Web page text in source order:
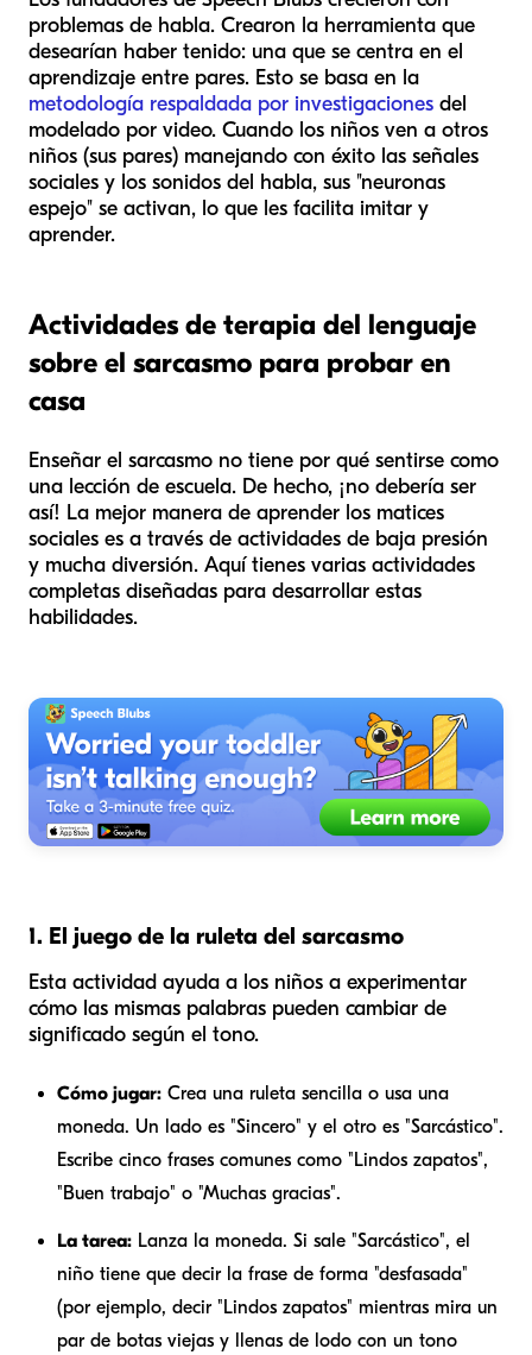
problemas de habla. Crearon la herramienta que
desearían haber tenido: una que se centra en el
aprendizaje entre pares. Esto se basa en la
metodología respaldada por investigaciones del
modelado por video. Cuando los niños ven a otros
niños (sus pares) manejando con éxito las señales
sociales y los sonidos del habla, sus "neuronas
espejo" se activan, lo que les facilita imitar y
aprender.
Actividades de terapia del lenguaje
sobre el sarcasmo para probar en
casa
Enseñar el sarcasmo no tiene por qué sentirse como
una lección de escuela. De hecho, ¡no debería ser
así! La mejor manera de aprender los matices
sociales es a través de actividades de baja presión
y mucha diversión. Aquí tienes varias actividades
completas diseñadas para desarrollar estas
habilidades.
1. El juego de la ruleta del sarcasmo
Esta actividad ayuda a los niños a experimentar
cómo las mismas palabras pueden cambiar de
significado según el tono.
Cómo jugar: Crea una ruleta sencilla o usa una
moneda. Un lado es "Sincero" y el otro es "Sarcástico".
Escribe cinco frases comunes como "Lindos zapatos",
"Buen trabajo" o "Muchas gracias".
La tarea: Lanza la moneda. Si sale "Sarcástico", el
niño tiene que decir la frase de forma "desfasada"
(por ejemplo, decir "Lindos zapatos" mientras mira un
par de botas viejas y llenas de lodo con un tono